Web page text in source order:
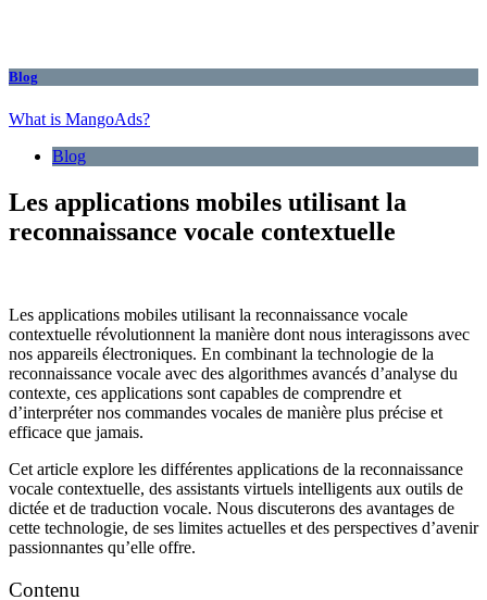
Blog
What is MangoAds?
Blog
Les applications mobiles utilisant la
reconnaissance vocale contextuelle
Les applications mobiles utilisant la reconnaissance vocale
contextuelle révolutionnent la manière dont nous interagissons avec
nos appareils électroniques. En combinant la technologie de la
reconnaissance vocale avec des algorithmes avancés d’analyse du
contexte, ces applications sont capables de comprendre et
d’interpréter nos commandes vocales de manière plus précise et
efficace que jamais.
Cet article explore les différentes applications de la reconnaissance
vocale contextuelle, des assistants virtuels intelligents aux outils de
dictée et de traduction vocale. Nous discuterons des avantages de
cette technologie, de ses limites actuelles et des perspectives d’avenir
passionnantes qu’elle offre.
Contenu